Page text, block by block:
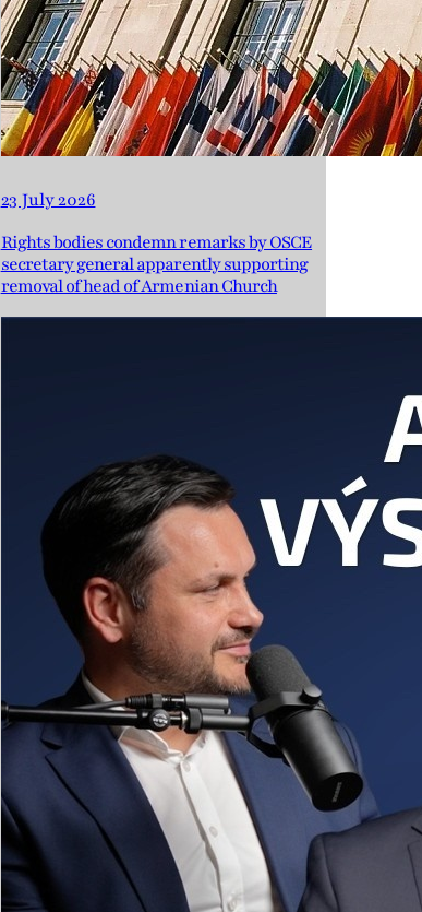
23 July 2026
Rights bodies condemn remarks by OSCE
secretary general apparently supporting
removal of head of Armenian Church